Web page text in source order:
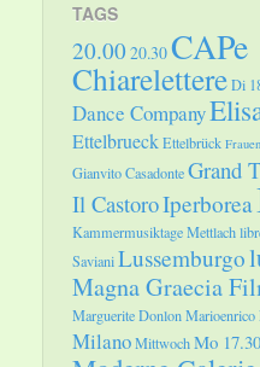
TAGS
20.00 20.30CAPe
ChiarelettereDi
Dance Company
EttelbrueckEttelbrück
Gianvito CasadonteGrand
Il CastoroIperborea
Kammermusiktage Mettlach
SavianiLussemburgo
Magna Graecia
Marguerite Donlon
MilanoMittwochMo 17.30